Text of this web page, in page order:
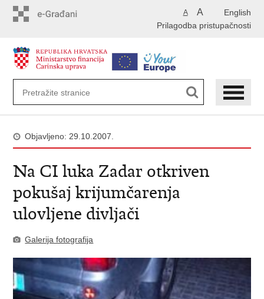
English
A A
Prilagodba pristupačnosti
Objavljeno: 29.10.2007.
Na CI luka Zadar otkriven
pokušaj krijumčarenja
ulovljene divljači
Galerija fotografija